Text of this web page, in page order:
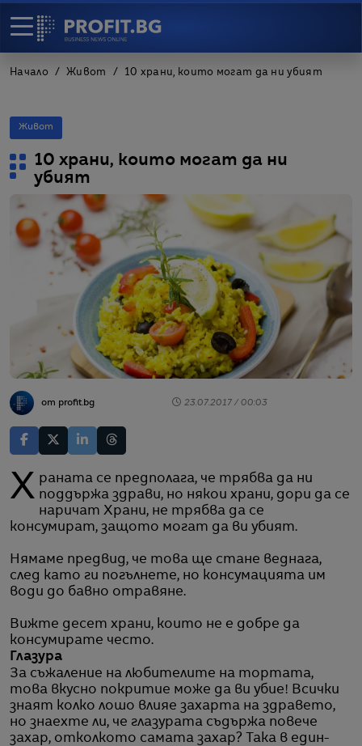
Начало Живот 10 храни, които могат да ни убият
Живот
10 храни, които могат да ни
убият
от profit.bg 23.07.2017 / 00:03
Храната се предполага, че трябва да ни поддържа здрави, но някои храни, дори да се
наричат Храни, не трябва да се
консумират, защото могат да ви убият.
Нямаме предвид, че това ще стане веднага,
след като ги погълнете, но консумацията им
води до бавно отравяне.
Вижте десет храни, които не е добре да
консумирате често.
Глазура
За съжаление на любителите на тортата,
това вкусно покритие може да ви убие! Всички
знаят колко лошо влияе захарта на здравето,
но знаехте ли, че глазурата съдържа повече
захар, отколкото самата захар? Така в един-